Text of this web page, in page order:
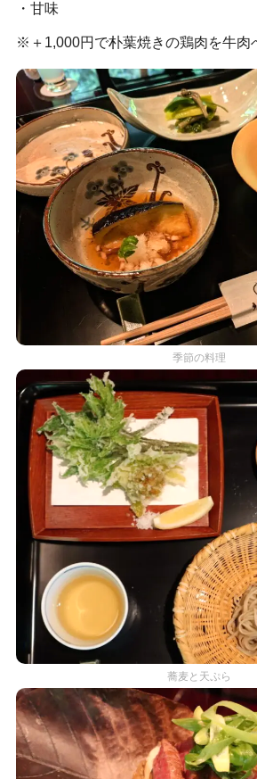
・甘味
※＋1,000円で朴葉焼きの鶏肉を牛肉
季節の料理
蕎麦と天ぷら